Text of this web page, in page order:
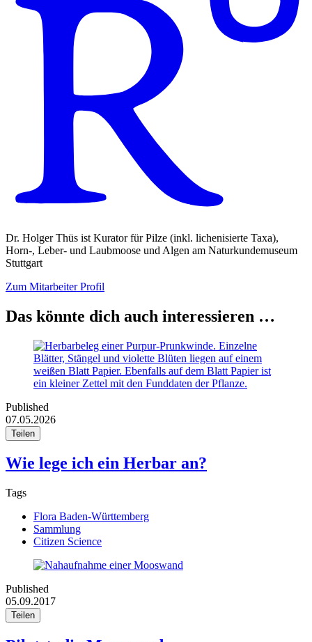
Dr. Holger Thüs ist Kurator für Pilze (inkl. lichenisierte Taxa),
Horn-, Leber- und Laubmoose und Algen am Naturkundemuseum
Stuttgart
Zum Mitarbeiter Profil
Das könnte dich auch interessieren …
Published
07.05.2026
Teilen
Wie lege ich ein Herbar an?
Tags
Flora Baden-Württemberg
Sammlung
Citizen Science
Published
05.09.2017
Teilen